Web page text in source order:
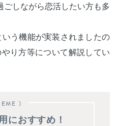
ごしながら恋活したい方も多
う機能が実装されましたの
り方等について解説してい
)
におすすめ！